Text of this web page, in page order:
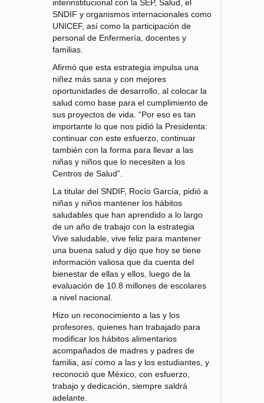
interinstitucional con la SEP, Salud, el
SNDIF y organismos internacionales como
UNICEF, así como la participación de
personal de Enfermería, docentes y
familias.
Afirmó que esta estrategia impulsa una
niñez más sana y con mejores
oportunidades de desarrollo, al colocar la
salud como base para el cumplimiento de
sus proyectos de vida. “Por eso es tan
importante lo que nos pidió la Presidenta:
continuar con este esfuerzo, continuar
también con la forma para llevar a las
niñas y niños que lo necesiten a los
Centros de Salud”.
La titular del SNDIF, Rocío García, pidió a
niñas y niños mantener los hábitos
saludables que han aprendido a lo largo
de un año de trabajo con la estrategia
Vive saludable, vive feliz para mantener
una buena salud y dijo que hoy se tiene
información valiosa que da cuenta del
bienestar de ellas y ellos, luego de la
evaluación de 10.8 millones de escolares
a nivel nacional.
Hizo un reconocimiento a las y los
profesores, quienes han trabajado para
modificar los hábitos alimentarios
acompañados de madres y padres de
familia, así como a las y los estudiantes, y
reconoció que México, con esfuerzo,
trabajo y dedicación, siempre saldrá
adelante.